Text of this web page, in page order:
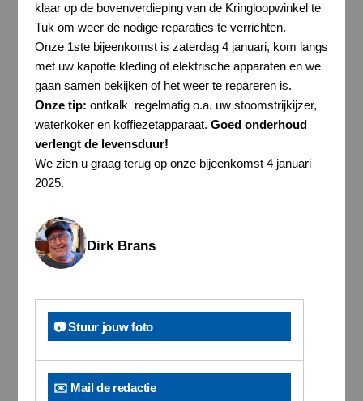
klaar op de bovenverdieping van de Kringloopwinkel te
Tuk om weer de nodige reparaties te verrichten.
Onze 1ste bijeenkomst is zaterdag 4 januari, kom langs
met uw kapotte kleding of elektrische apparaten en we
gaan samen bekijken of het weer te repareren is.
Onze tip: ontkalk regelmatig o.a. uw stoomstrijkijzer,
waterkoker en koffiezetapparaat. Goed onderhoud
verlengt de levensduur!
We zien u graag terug op onze bijeenkomst 4 januari
2025.
Dirk Brans
📷 Stuur jouw foto
✉️ Mail de redactie